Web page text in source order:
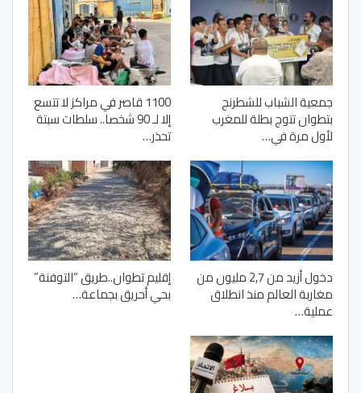
جمعية الشباب للشطرنج
بتطوان تتوج بطلة للمغرب
لأول مرة في…
1100 قاصر في مراكز لا تتسع
إلا لـ 90 شخصا.. سلطات سبتة
تحذر…
دخول أزيد من 2,7 مليون من
مغاربة العالم منذ انطلاق
عملية…
إقليم تطوان..طريق “التوفنة”
بحي أحريق بجماعة…